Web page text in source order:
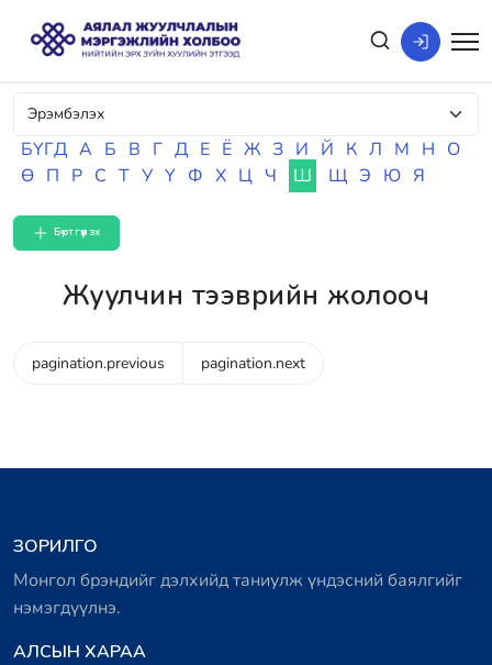
БҮГД А Б В Г Д Е Ё Ж З И Й К Л М Н О
Ө П Р С Т У Ү Ф Х Ц Ч Ш Щ Э Ю Я
Бүртгүүлэх
Жуулчин тээврийн жолооч
pagination.previous pagination.next
ЗОРИЛГО
Монгол брэндийг дэлхийд таниулж үндэсний баялгийг
нэмэгдүүлнэ.
АЛСЫН ХАРАА